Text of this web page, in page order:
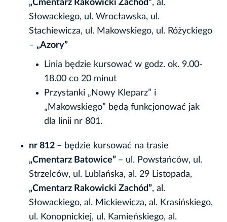
„Cmentarz Rakowicki Zachód”, al.
Słowackiego, ul. Wrocławska, ul.
Stachiewicza, ul. Makowskiego, ul. Różyckiego
– „Azory”
Linia będzie kursować w godz. ok. 9.00-
18.00 co 20 minut
Przystanki „Nowy Kleparz” i
„Makowskiego” będą funkcjonować jak
dla linii nr 801.
nr 812 – będzie kursować na trasie
„Cmentarz Batowice” – ul. Powstańców, ul.
Strzelców, ul. Lublańska, al. 29 Listopada,
„Cmentarz Rakowicki Zachód”, al.
Słowackiego, al. Mickiewicza, al. Krasińskiego,
ul. Konopnickiej, ul. Kamieńskiego, al.